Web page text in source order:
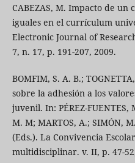
CABEZAS, M. Impacto de
iguales en el currículum
Electronic Journal of
7, n. 17, p. 191-207, 2009.
BOMFIM, S. A. B.;
sobre la adhesión a los
juvenil. In: PÉREZ-FUENTES,
M. M; MARTOS, A.; SIMÓN,
(Eds.). La Convivencia
multidisciplinar. v. II, p. 47-